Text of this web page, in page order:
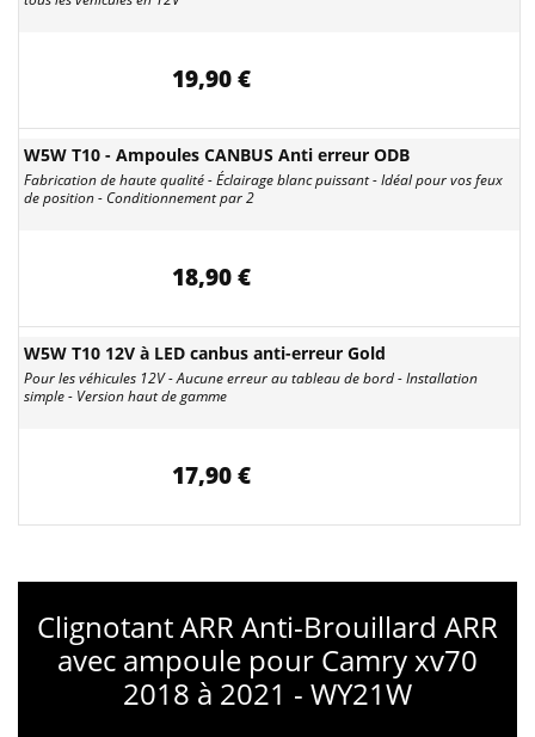
19,90 €
W5W T10 - Ampoules CANBUS Anti erreur ODB
Fabrication de haute qualité - Éclairage blanc puissant - Idéal pour vos feux
de position - Conditionnement par 2
18,90 €
W5W T10 12V à LED canbus anti-erreur Gold
Pour les véhicules 12V - Aucune erreur au tableau de bord - Installation
simple - Version haut de gamme
17,90 €
Clignotant ARR Anti-Brouillard ARR
avec ampoule pour Camry xv70
2018 à 2021 - WY21W